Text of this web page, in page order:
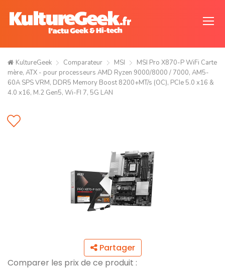
KultureGeek Comparateur MSI
MSI Pro X870-P WiFi Carte
mère, ATX - pour processeurs AMD Ryzen 9000/8000 / 7000, AM5-
60A SPS VRM, DDR5 Memory Boost 8200+MT/s (OC), PCIe 5.0 x16 &
4.0 x16, M.2 Gen5, Wi-FI 7, 5G LAN
Partager
Comparer les prix de ce produit :